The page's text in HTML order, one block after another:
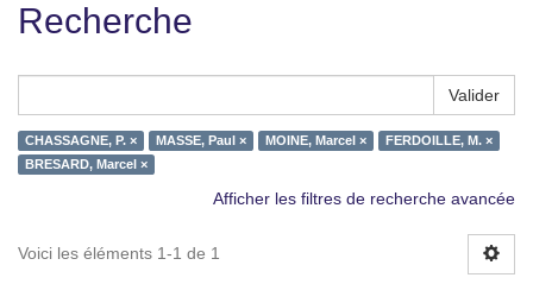
Recherche
Valider
CHASSAGNE, P. × MASSE, Paul × MOINE, Marcel ×
FERDOILLE, M. ×
BRESARD, Marcel ×
Afficher les filtres de recherche avancée
Voici les éléments 1-1 de 1